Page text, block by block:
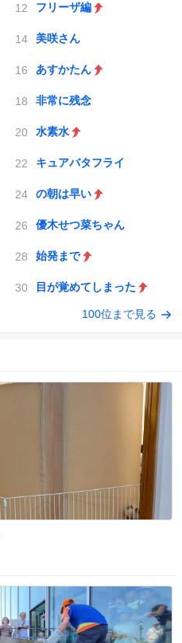
フリーザ編
美咲さん
あすかたん
非常に残念
水素水
キュアバタフライ
の朝は早い
優木せつ菜ちゃん
始発まで
目が覚めてしまった
100位まで見る